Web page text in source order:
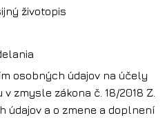
životopis
osobných údajov na účely
zmysle zákona č. 18/2018 Z.
údajov a o zmene a doplnení